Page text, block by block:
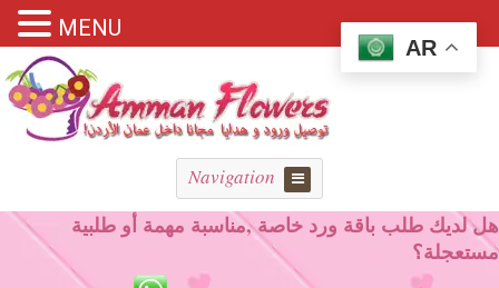
Navigation
هل لديك طلب باقة ورد خاصة ,مناسبة مهمة أو طلبية
مستعجلة؟
AR
MENU